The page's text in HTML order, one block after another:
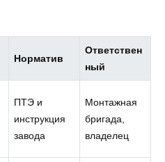
Норматив
Ответствен
ный
ПТЭ и
инструкция
завода
Монтажная
бригада,
владелец